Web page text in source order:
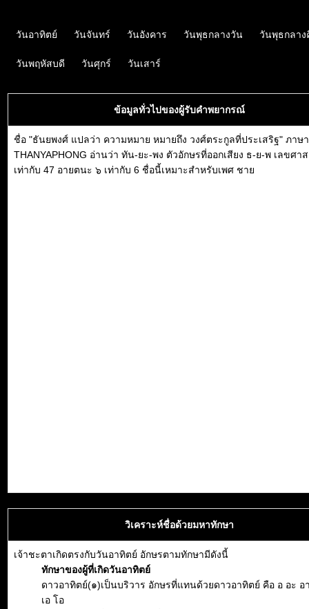
วันอาทิตย์ วันจันทร์ วันอังคาร วันพุธกลางวัน วันพุธกลา
วันพฤหัสบดี วันศุกร์ วันเสาร์
ข้อมูลทั่วไปของผู้รับคำพยากรณ์
ชื่อ "ธันยพงศ์ แปลว่า ความหมาย หมายถึง วงศ์ตระกูลที่ประเสริฐ" ภาษ
THANYAPHONG อ่านว่า ทัน-ยะ-พง ตัวอักษรที่ออกเสียง ธ-ย-พ เลขศา
เท่ากับ 47 อายตนะ ๖ เท่ากับ 6 ชื่อนี้เหมาะสำหรับเพศ ชาย
วิเคราะห์ชื่อด้วยมหาทักษา
เจ้าชะตาเกิดตรงกับวันอาทิตย์ อักษรตามทักษามีดังนี้
ทักษาของผู้ที่เกิดวันอาทิตย์
ดาวอาทิตย์(๑)เป็นบริวาร อักษรที่แทนด้วยดาวอาทิตย์ คือ อ อะ อ
เอ โอ